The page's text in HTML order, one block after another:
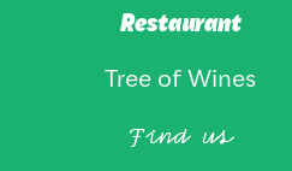
Restaurant
Tree of Wines
Find us